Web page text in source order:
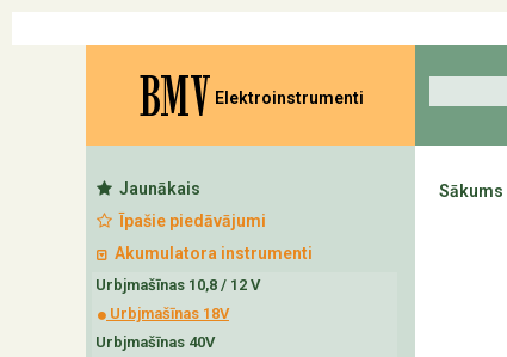
BMV Elektroinstrumenti
Jaunākais
Īpašie piedāvājumi
Akumulatora instrumenti
Urbjmašīnas 10,8 / 12 V
Urbjmašīnas 18V
Urbjmašīnas 40V
Sākums